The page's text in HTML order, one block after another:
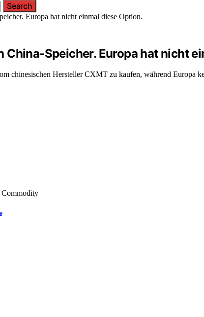
Search
China-Speicher. Europa hat nicht
chinesischen Hersteller CXMT zu kaufen, während Europa